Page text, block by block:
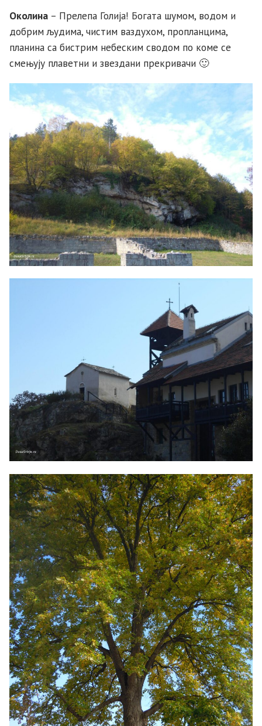
Околина – Прелепа Голија! Богата шумом, водом и
добрим људима, чистим ваздухом, пропланцима,
планина са бистрим небеским сводом по коме се
смењују плаветни и звездани прекривачи 🙂